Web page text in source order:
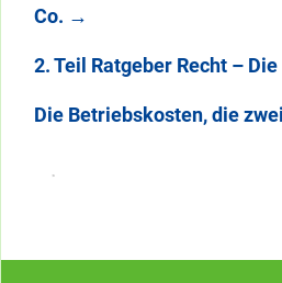
Co. →
2. Teil Ratgeber Recht –
Die Betriebskosten, die